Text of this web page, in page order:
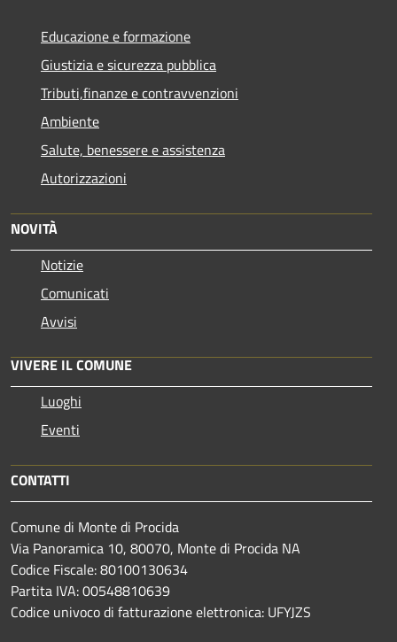
Educazione e formazione
Giustizia e sicurezza pubblica
Tributi,finanze e contravvenzioni
Ambiente
Salute, benessere e assistenza
Autorizzazioni
NOVITÀ
Notizie
Comunicati
Avvisi
VIVERE IL COMUNE
Luoghi
Eventi
CONTATTI
Comune di Monte di Procida
Via Panoramica 10, 80070, Monte di Procida NA
Codice Fiscale: 80100130634
Partita IVA: 00548810639
Codice univoco di fatturazione elettronica: UFYJZS